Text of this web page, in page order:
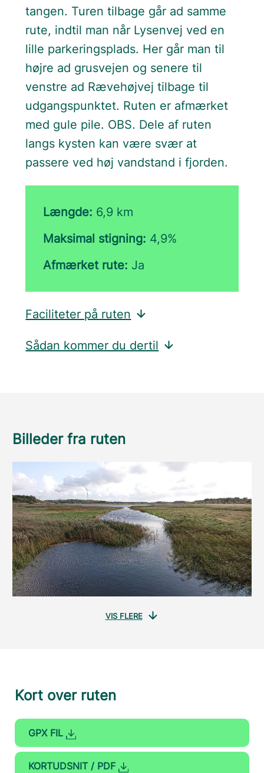
tangen. Turen tilbage går ad samme
rute, indtil man når Lysenvej ved en
lille parkeringsplads. Her går man til
højre ad grusvejen og senere til
venstre ad Rævehøjvej tilbage til
udgangspunktet. Ruten er afmærket
med gule pile. OBS. Dele af ruten
langs kysten kan være svær at
passere ved høj vandstand i fjorden.
Længde: 6,9 km
Maksimal stigning: 4,9%
Afmærket rute: Ja
Faciliteter på ruten
Sådan kommer du dertil
Billeder fra ruten
VIS FLERE
Kort over ruten
GPX FIL
KORTUDSNIT / PDF